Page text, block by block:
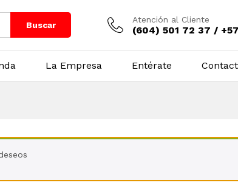
Buscar
Atención al Cliente
(604) 501 72 37 /
La Empresa Entérate